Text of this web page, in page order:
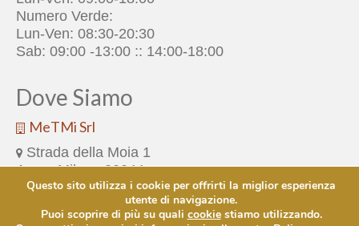
Numero Verde:
Lun-Ven: 08:30-20:30
Sab: 09:00 -13:00 :: 14:00-18:00
Dove Siamo
MeTMi Srl
Strada della Moia 1
Arese Milano 20044
+39 02 38073 1
info@metmi.it
Questo sito utilizza i cookie per offrirti la miglior esperienza
utente di navigazione.
Puoi scoprire di più su quali cookiestiamo utilizzando.